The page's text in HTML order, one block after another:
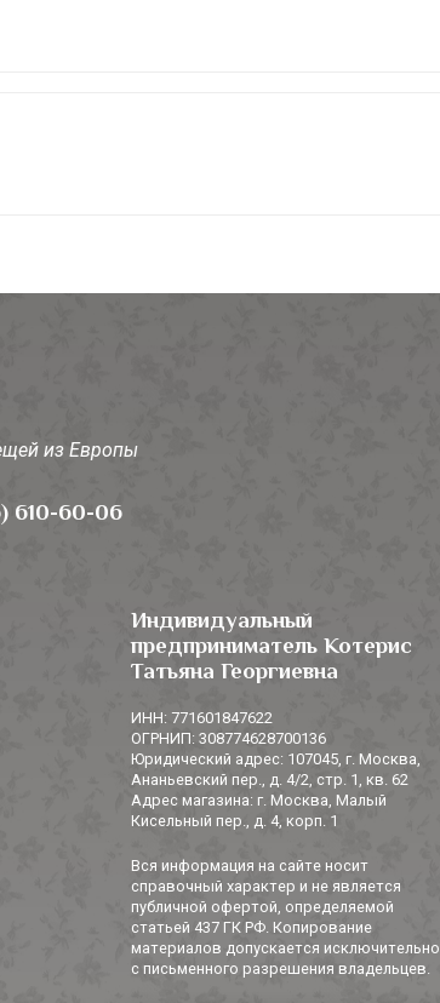
из Европы
610-60-06
Индивидуальный
предприниматель Котерис
Татьяна Георгиевна
ИНН: 771601847622
ОГРНИП: 308774628700136
Юридический адрес: 107045, г. Москва,
Ананьевский пер., д. 4/2, стр. 1, кв. 62
Адрес магазина: г. Москва, Малый
Кисельный пер., д. 4, корп. 1
Вся информация на сайте носит
справочный характер и не является
публичной офертой, определяемой
статьей 437 ГК РФ. Копирование
материалов допускается исключительно
с письменного разрешения владельцев.